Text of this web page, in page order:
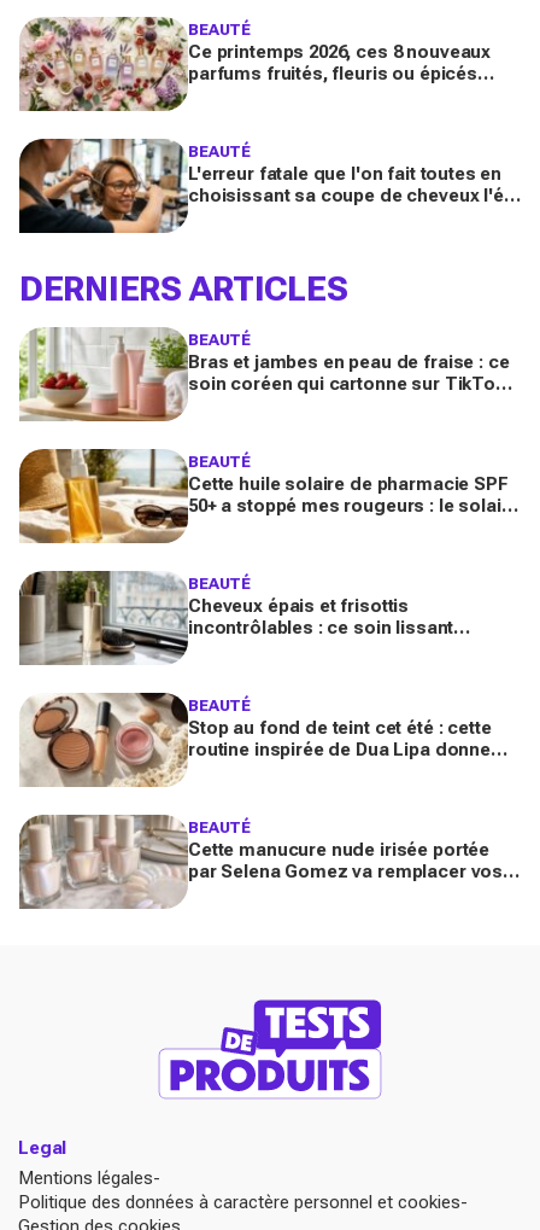
BEAUTÉ
Ce printemps 2026, ces 8 nouveaux
parfums fruités, fleuris ou épicés
BEAUTÉ
L'erreur fatale que l'on fait toutes en
choisissant sa coupe de cheveux l'été
DERNIERS ARTICLES
BEAUTÉ
Bras et jambes en peau de fraise : ce
soin coréen qui cartonne sur TikTok
BEAUTÉ
Cette huile solaire de pharmacie SPF
50+ a stoppé mes rougeurs : le solaire
BEAUTÉ
Cheveux épais et frisottis
incontrôlables : ce soin lissant
BEAUTÉ
Stop au fond de teint cet été : cette
routine inspirée de Dua Lipa donne
BEAUTÉ
Cette manucure nude irisée portée
par Selena Gomez va remplacer vos
Legal
Mentions légales
Politique des données à caractère personnel et cookies